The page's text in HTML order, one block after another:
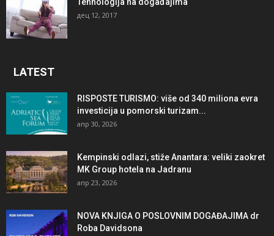
Tehnologija na događajima
дец 12, 2017
LATEST
RISPOSTE TURISMO: više od 340 miliona evra
investicija u pomorski turizam...
апр 30, 2026
Kempinski odlazi, stiže Anantara: veliki zaokret
MK Group hotela na Jadranu
апр 23, 2026
NOVA KNJIGA O POSLOVNIM DOGAĐAJIMA dr
Roba Davidsona